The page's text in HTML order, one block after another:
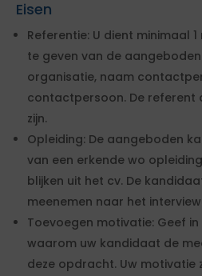
Eisen
Referentie: U dient minimaal
te geven van de
organisatie, naam
contactpersoon. De referent
zijn.
Opleiding: De aangeboden
van een erkende wo
blijken uit het cv. De
meenemen naar het interview.
Toevoegen motivatie: Geef
waarom uw kandidaat de
deze opdracht. Uw motivatie